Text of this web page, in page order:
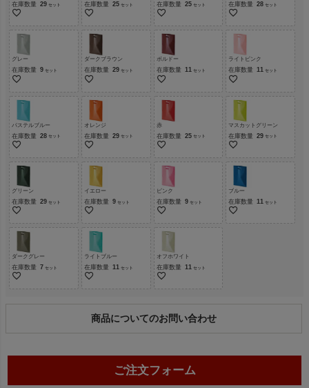
在庫数量 29 在庫数量 25 在庫数量 25 在庫数量 28
グレー
在庫数量 9
ダークブラウン
在庫数量 29
ボルドー
在庫数量 11
ライトピンク
在庫数量 11
パステルブルー
在庫数量 28
オレンジ
在庫数量 29
赤
在庫数量 25
マスカットグリーン
在庫数量 29
グリーン
在庫数量 29
イエロー
在庫数量 9
ピンク
在庫数量 9
ブルー
在庫数量 11
ダークグレー
在庫数量 7
ライトブルー
在庫数量 11
オフホワイト
在庫数量 11
商品についてのお問い合わせ
ご注文フォーム